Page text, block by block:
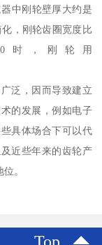
中刚轮壁厚大约是
，刚轮齿圈宽度比
时，刚轮用
泛，因而导致建立
的发展，例如电子
具体场合下可以代
近些年来的齿轮产
。